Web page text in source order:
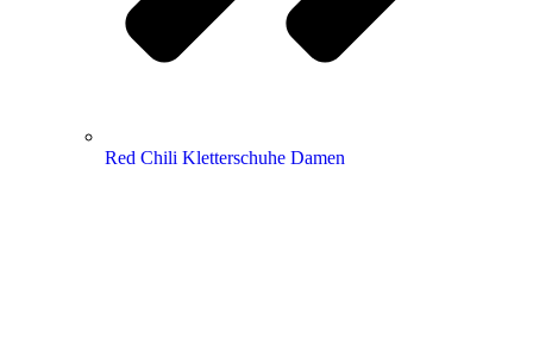
Red Chili Kletterschuhe Damen